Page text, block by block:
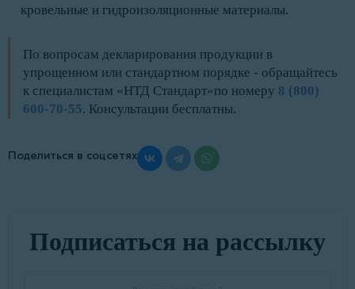
кровельные и гидроизоляционные материалы.
По вопросам декларирования продукции в
упрощенном или стандартном порядке - обращайтесь
к специалистам «НТД Стандарт»по номеру 8 (800)
600-70-55. Консультации бесплатны.
Поделиться в соцсетях
Подписаться на рассылку